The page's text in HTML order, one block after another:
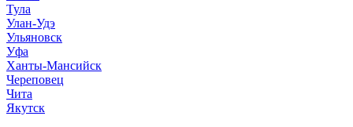
Тула
Улан-Удэ
Ульяновск
Уфа
Ханты-Мансийск
Череповец
Чита
Якутск